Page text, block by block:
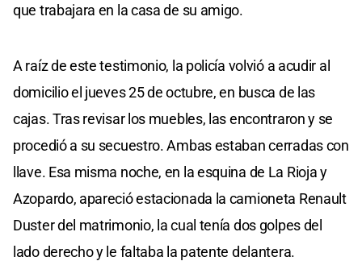
que trabajara en la casa de su amigo.
A raíz de este testimonio, la policía volvió a acudir al
domicilio el jueves 25 de octubre, en busca de las
cajas. Tras revisar los muebles, las encontraron y se
procedió a su secuestro. Ambas estaban cerradas con
llave. Esa misma noche, en la esquina de La Rioja y
Azopardo, apareció estacionada la camioneta Renault
Duster del matrimonio, la cual tenía dos golpes del
lado derecho y le faltaba la patente delantera.